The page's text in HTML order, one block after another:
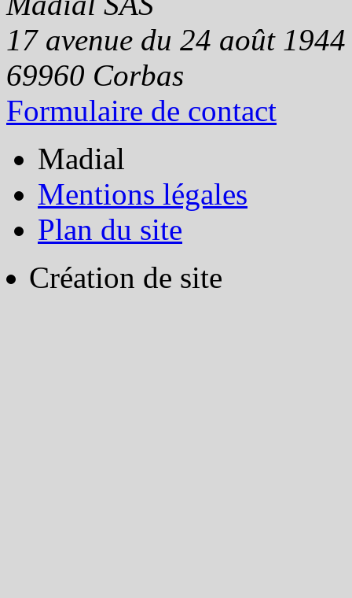
17 avenue du 24 août 1944
69960 Corbas
Formulaire de contact
Madial
Mentions légales
Plan du site
Création de site